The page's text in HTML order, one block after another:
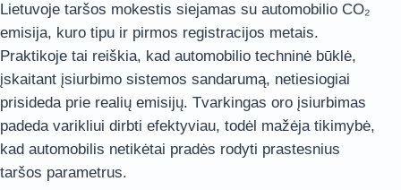
Lietuvoje taršos mokestis siejamas su automobilio CO₂
emisija, kuro tipu ir pirmos registracijos metais.
Praktikoje tai reiškia, kad automobilio techninė būklė,
įskaitant įsiurbimo sistemos sandarumą, netiesiogiai
prisideda prie realių emisijų. Tvarkingas oro įsiurbimas
padeda varikliui dirbti efektyviau, todėl mažėja tikimybė,
kad automobilis netikėtai pradės rodyti prastesnius
taršos parametrus.